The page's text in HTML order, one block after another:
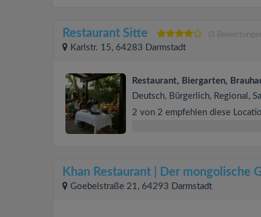
Restaurant Sitte (3
Karlstr. 15, 64283 Darmstadt
Restaurant, Biergarten,
Deutsch, Bürgerlich, Regional,
2 von 2 empfehlen diese
Khan Restaurant | Der mongolische
Goebelstraße 21, 64293 Darmstadt